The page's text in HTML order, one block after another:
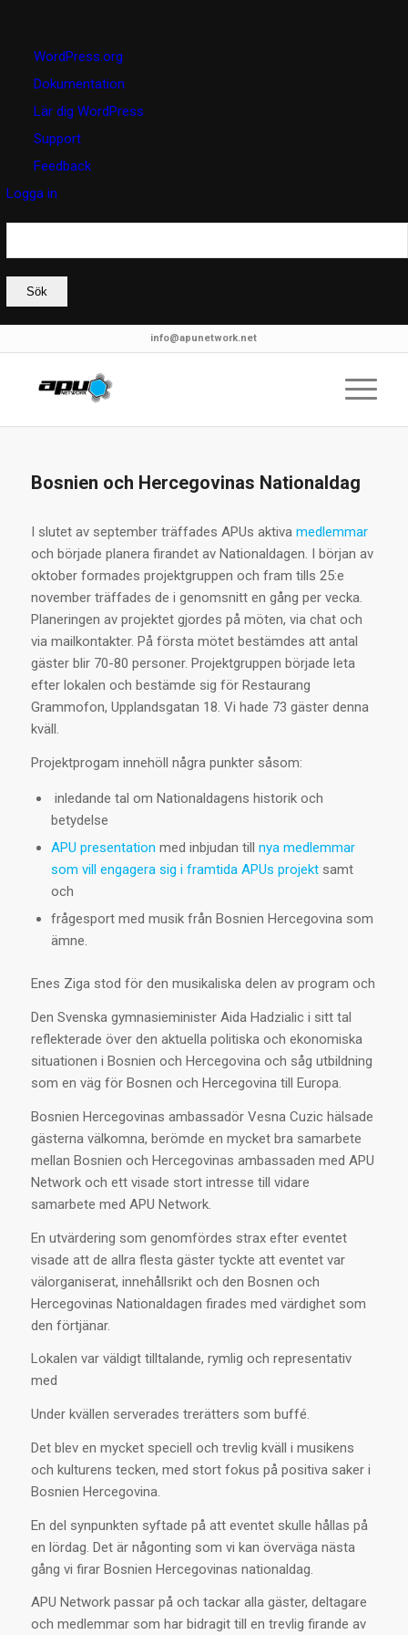
WordPress
WordPress.org
Dokumentation
Lär dig WordPress
Support
Feedback
Logga in
Sök
info@apunetwork.net
Bosnien och Hercegovinas Nationaldag
I slutet av september träffades APUs aktivamedlemmar
och började planera firandet av Nationaldagen. I början av
oktober formades projektgruppen och fram tills 25:e
november träffades de i genomsnitt en gång per vecka.
Planeringen av projektet gjordes på möten, via chat och
via mailkontakter. På första mötet bestämdes att antal
gäster blir 70-80 personer. Projektgruppen började leta
efter lokalen och bestämde sig för Restaurang
Grammofon, Upplandsgatan 18. Vi hade 73 gäster denna
kväll.
Projektprogam innehöll några punkter såsom:
inledande tal om Nationaldagens historik och
betydelse
APU presentation med inbjudan till nya medlemmar
som vill engagera sig i framtida APUs projektsamt
och
frågesport med musik från Bosnien Hercegovina som
ämne.
Enes Ziga stod för den musikaliska delen av program och
Den Svenska gymnasieminister Aida Hadzialic i sitt tal
reflekterade över den aktuella politiska och ekonomiska
situationen i Bosnien och Hercegovina och såg utbildning
som en väg för Bosnen och Hercegovina till Europa.
Bosnien Hercegovinas ambassadör Vesna Cuzic hälsade
gästerna välkomna, berömde en mycket bra samarbete
mellan Bosnien och Hercegovinas ambassaden med APU
Network och ett visade stort intresse till vidare
samarbete med APU Network.
En utvärdering som genomfördes strax efter eventet
visade att de allra flesta gäster tyckte att eventet var
välorganiserat, innehållsrikt och den Bosnen och
Hercegovinas Nationaldagen firades med värdighet som
den förtjänar.
Lokalen var väldigt tilltalande, rymlig och representativ
med
Under kvällen serverades trerätters som buffé.
Det blev en mycket speciell och trevlig kväll i musikens
och kulturens tecken, med stort fokus på positiva saker i
Bosnien Hercegovina.
En del synpunkten syftade på att eventet skulle hållas på
en lördag. Det är någonting som vi kan överväga nästa
gång vi firar Bosnien Hercegovinas nationaldag.
APU Network passar på och tackar alla gäster, deltagare
och medlemmar som har bidragit till en trevlig firande av